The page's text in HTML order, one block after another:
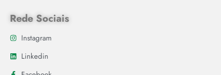
Rede Sociais
Instagram
Linkedin